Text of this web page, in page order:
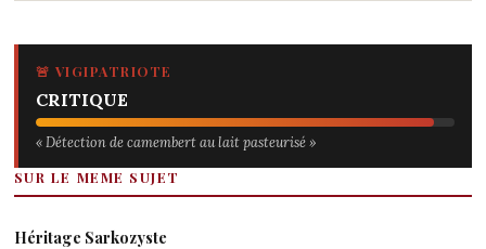
🚨 VIGIPATRIOTE
CRITIQUE
« Détection de camembert au lait pasteurisé »
SUR LE MEME SUJET
Héritage Sarkozyste